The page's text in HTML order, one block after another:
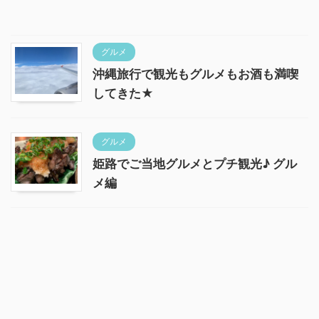
グルメ
沖縄旅行で観光もグルメもお酒も満喫
してきた★
グルメ
姫路でご当地グルメとプチ観光♪ グル
メ編